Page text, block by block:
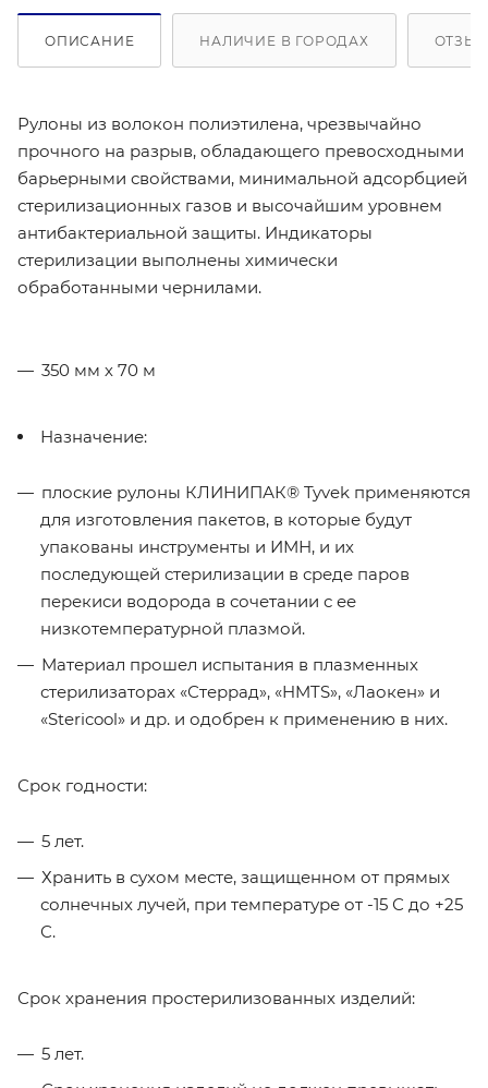
ОПИСАНИЕ НАЛИЧИЕ В ГОРОДАХ
Рулоны из волокон полиэтилена, чрезвычайно
прочного на разрыв, обладающего превосходными
барьерными свойствами, минимальной адсорбцией
стерилизационных газов и высочайшим уровнем
антибактериальной защиты. Индикаторы
стерилизации выполнены химически
обработанными чернилами.
350 мм х 70 м
Назначение:
плоские рулоны КЛИНИПАК® Tyvek применяются
для изготовления пакетов, в которые будут
упакованы инструменты и ИМН, и их
последующей стерилизации в среде паров
перекиси водорода в сочетании с ее
низкотемпературной плазмой.
Материал прошел испытания в плазменных
стерилизаторах «Стеррад», «HMTS», «Лаокен» и
«Stericool» и др. и одобрен к применению в них.
Срок годности:
5 лет.
Хранить в сухом месте, защищенном от прямых
солнечных лучей, при температуре от -15 С до +25
С.
Срок хранения простерилизованных изделий:
5 лет.